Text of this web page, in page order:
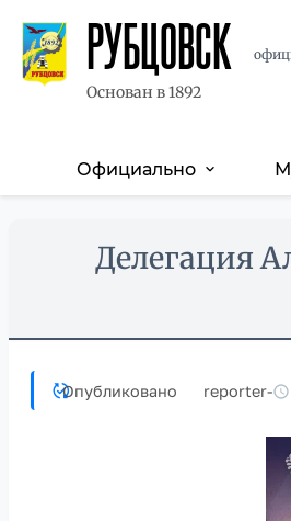
РУБЦОВСК
Основан в 1892
Основная
Официально expand_more
Делегация
Опубликовано reporter-